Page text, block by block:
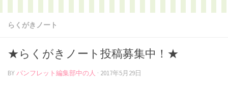
らくがきノート
★らくがきノート投稿募集中！★
BYパンフレット編集部中の人 · 2017年5月29日